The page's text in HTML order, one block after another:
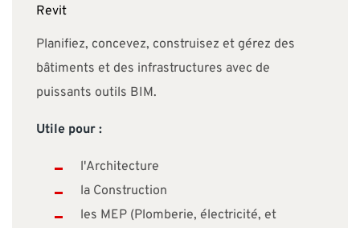
Revit
Planifiez, concevez, construisez et gérez des
bâtiments et des infrastructures avec de
puissants outils BIM.
Utile pour :
l'Architecture
la Construction
les MEP (Plomberie, électricité, et